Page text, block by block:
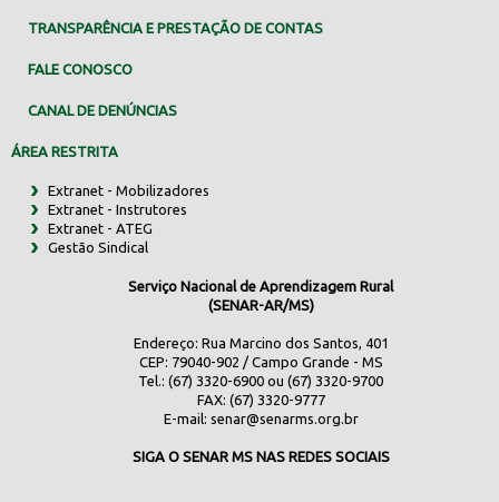
TRANSPARÊNCIA E PRESTAÇÃO DE CONTAS
FALE CONOSCO
CANAL DE DENÚNCIAS
ÁREA RESTRITA
Extranet - Mobilizadores
Extranet - Instrutores
Extranet - ATEG
Gestão Sindical
Serviço Nacional de Aprendizagem Rural
(SENAR-AR/MS)
Endereço: Rua Marcino dos Santos, 401
CEP: 79040-902 / Campo Grande - MS
Tel.: (67) 3320-6900 ou (67) 3320-9700
FAX: (67) 3320-9777
E-mail: senar@senarms.org.br
SIGA O SENAR MS NAS REDES SOCIAIS